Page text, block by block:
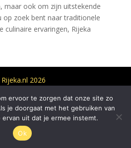
maar ook om zijn uitstekende
op zoek bent naar traditionele
culinaire ervaringen, Rijeka
2026
ervoor te zorgen dat onze site zo
je doorgaat met het gebruiken van
uit dat je ermee instemt.
Ok